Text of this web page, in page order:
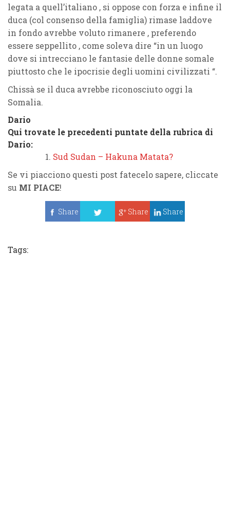
legata a quell’italiano , si oppose con forza e infine il
duca (col consenso della famiglia) rimase laddove
in fondo avrebbe voluto rimanere , preferendo
essere seppellito , come soleva dire “in un luogo
dove si intrecciano le fantasie delle donne somale
piuttosto che le ipocrisie degli uomini civilizzati “.
Chissà se il duca avrebbe riconosciuto oggi la
Somalia.
Dario
Qui trovate le precedenti puntate della rubrica di
Dario:
Sud Sudan – Hakuna Matata?
Se vi piacciono questi post fatecelo sapere, cliccate
su MI PIACE!
Share
Share Share
Tags: